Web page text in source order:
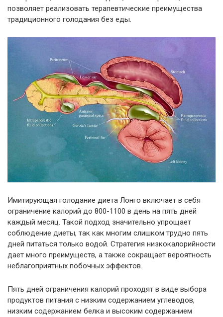
позволяет реализовать терапевтические преимущества
традиционного голодания без еды.
Имитирующая голодание диета Лонго включает в себя
ограничение калорий до 800-1100 в день на пять дней
каждый месяц. Такой подход значительно упрощает
соблюдение диеты, так как многим слишком трудно пять
дней питаться только водой. Стратегия низкокалорийности
дает много преимуществ, а также сокращает вероятность
неблагоприятных побочных эффектов.
Пять дней ограничения калорий проходят в виде выбора
продуктов питания с низким содержанием углеводов,
низким содержанием белка и высоким содержанием